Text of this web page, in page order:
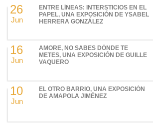
26
Jun
ENTRE LÍNEAS: INTERSTICIOS EN EL
PAPEL, UNA EXPOSICIÓN DE YSABEL
HERRERA GONZÁLEZ
16
Jun
AMORE, NO SABES DÓNDE TE
METES, UNA EXPOSICIÓN DE GUILLE
VAQUERO
10
Jun
EL OTRO BARRIO, UNA EXPOSICIÓN
DE AMAPOLA JIMÉNEZ